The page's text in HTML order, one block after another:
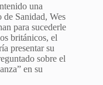
una
Sanidad, Wes
para sucederle
británicos, el
presentar su
sobre el
en su